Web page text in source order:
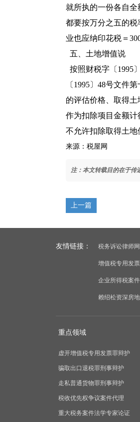
就所执的一份各自
都要按万分之五的
业也应纳印花税＝
五、土地增值说
按照财税字〔1995
〔1995〕48号文件第
的评估价格、取得
作为扣除项目金额计
不允许扣除取得土地
来源：税屋网
注：本文转载目的在于传
上一篇
友情链接： 税务诉讼律师网
增值税专用发
企业所得税案
赖绍松资深房
重点领域
虚开增值税专用发票罪辩护
骗取出口退税罪刑事辩护
走私普通货物罪刑事辩护
税收优先权争议案件代理
重大税务案件法学专家论证